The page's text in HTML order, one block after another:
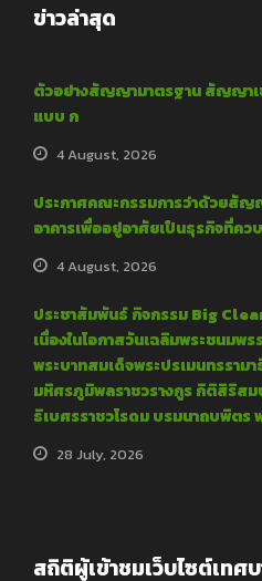
ข่าวล่าสุด
ตัวอย่างสัญญามาตรฐาน สัญญาเ
แบบ ก
4 August, 2026
ประกาศคณะกรรมการว่าด้วยสัญญ
อาคารเพื่ออยู่อาศัยเป็นธุรกิจที่
4 August, 2026
ประชาสัมพันธ์ กิจกรรม Big
เนื่องในโอกาสวันเฉลิมพระชนมพ
พระบาทสมเด็จพระปรเมนทรรา
มหิศรภูมิพลราชวรางกูร กิติสิริส
ธิเบศรราชวโรดม บรมนาถบพิตร
28 July, 2026
สถิติผู้เข้าชมเว็บไซต์เทศ